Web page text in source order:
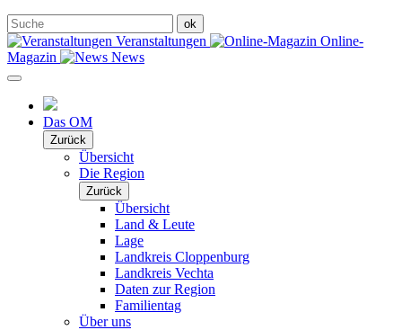
Veranstaltungen
Online-
Magazin
News
Das OM
Zurück
Übersicht
Die Region
Zurück
Übersicht
Land & Leute
Lage
Landkreis Cloppenburg
Landkreis Vechta
Daten zur Region
Familientag
Über uns